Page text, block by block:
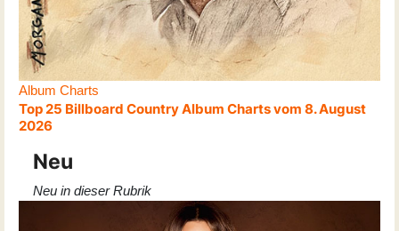
Album Charts
Top 25 Billboard Country Album Charts vom 8. August
2026
Neu
Neu in dieser Rubrik